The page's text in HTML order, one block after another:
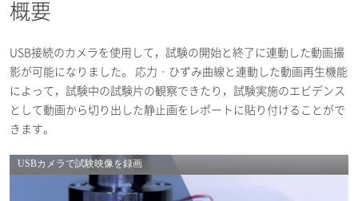
概要
USB接続のカメラを使用して，試験の開始と終了に連動した動画撮
影が可能になりました。 応力‐ひずみ曲線と連動した動画再生機能
によって，試験中の試験片の観察できたり，試験実施のエビデンス
として動画から切り出した静止画をレポートに貼り付けることがで
きます。